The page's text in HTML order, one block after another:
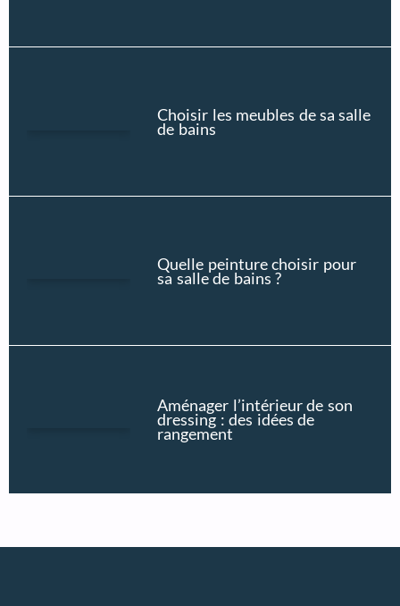
Choisir les meubles de sa salle
de bains
Quelle peinture choisir pour
sa salle de bains ?
Aménager l’intérieur de son
dressing : des idées de
rangement